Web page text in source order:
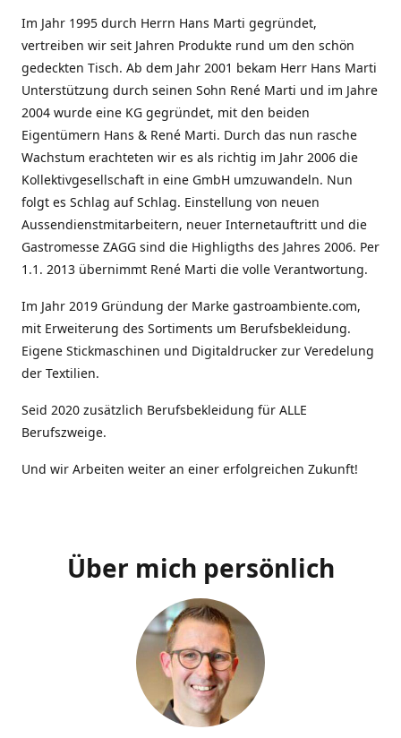
Im Jahr 1995 durch Herrn Hans Marti gegründet,
vertreiben wir seit Jahren Produkte rund um den schön
gedeckten Tisch. Ab dem Jahr 2001 bekam Herr Hans Marti
Unterstützung durch seinen Sohn René Marti und im Jahre
2004 wurde eine KG gegründet, mit den beiden
Eigentümern Hans & René Marti. Durch das nun rasche
Wachstum erachteten wir es als richtig im Jahr 2006 die
Kollektivgesellschaft in eine GmbH umzuwandeln. Nun
folgt es Schlag auf Schlag. Einstellung von neuen
Aussendienstmitarbeitern, neuer Internetauftritt und die
Gastromesse ZAGG sind die Highligths des Jahres 2006. Per
1.1. 2013 übernimmt René Marti die volle Verantwortung.
Im Jahr 2019 Gründung der Marke gastroambiente.com,
mit Erweiterung des Sortiments um Berufsbekleidung.
Eigene Stickmaschinen und Digitaldrucker zur Veredelung
der Textilien.
Seid 2020 zusätzlich Berufsbekleidung für ALLE
Berufszweige.
Und wir Arbeiten weiter an einer erfolgreichen Zukunft!
Über mich persönlich